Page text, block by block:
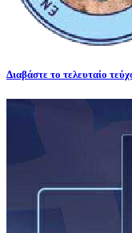
Διαβάστε το τελευταίο